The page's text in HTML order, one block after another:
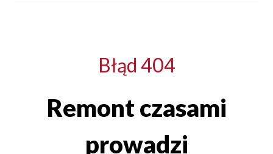
Błąd 404
Remont czasami
prowadzi